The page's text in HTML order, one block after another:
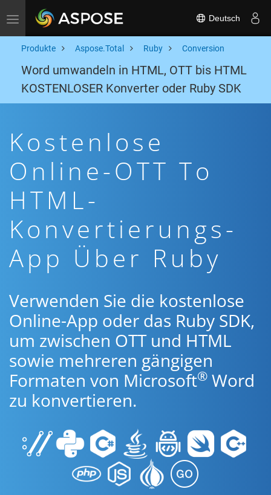
Toggle navigation Deutsch
Produkte Aspose.Total Ruby Conversion
Word umwandeln in HTML, OTT bis HTML
KOSTENLOSER Konverter oder Ruby SDK
Kostenlose
Online-OTT To
HTML-
Konvertierungs-
App Über Ruby
Verwenden Sie die kostenlose
Online-App oder das Ruby SDK,
um zwischen OTT und HTML
sowie mehreren gängigen
Formaten von Microsoft® Word
zu konvertieren.